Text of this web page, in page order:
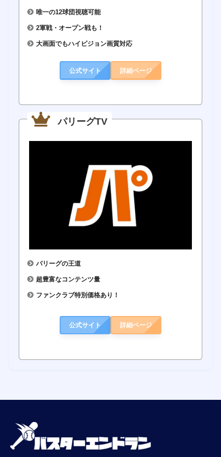
唯一の12球団視聴可能
2軍戦・オープン戦も！
大画面でもハイビジョン画質対応
公式サイト 詳細ページ
パリーグTV
パリーグの王道
超豊富なコンテンツ量
ファンクラブ特別価格あり！
公式サイト 詳細ページ